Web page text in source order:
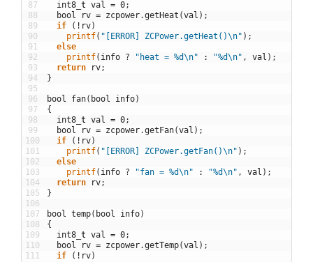
87
88
89
90
91
92
93
94
95
96
97
98
99
100
101
102
103
104
105
106
107
108
109
110
111
int8 t val = 0;
bool
rv = zcpower.getHeat (val ) ;
if
( ! rv)
printf( "[ERROR] ZCPower.getHeat()\n" ) ;
else
printf( info ? "heat = %d\n" : "%d\n" , val ) ;
return
rv;
}
bool fan( bool info)
{
int8 t val = 0;
bool
rv = zcpower.getFan(val ) ;
if
( ! rv)
printf( "[ERROR] ZCPower.getFan()\n" ) ;
else
printf( info ? "fan = %d\n" : "%d\n" , val ) ;
return
rv;
}
bool temp( bool info)
{
int8 t val = 0;
bool
rv = zcpower.getTemp(val ) ;
if
( ! rv)